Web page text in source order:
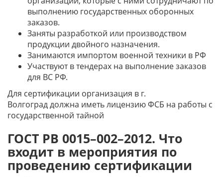
выполнению государственных оборонных
заказов.
Заняты разработкой или производством
продукции двойного назначения.
Занимаются импортом военной техники в РФ
Участвуют в тендерах на выполнение заказов
для ВС РФ.
Для сертификации организация в г.
Волгограддолжна иметь лицензию ФСБ на работы с
государственной тайной
ГОСТ РВ 0015–002–2012. Что
входит в мероприятия по
проведению сертификации